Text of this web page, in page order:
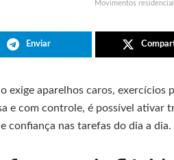
Movimentos
Enviar
exige aparelhos caros, exercícios
e com controle, é possível ativar
confiança nas tarefas do dia a dia.